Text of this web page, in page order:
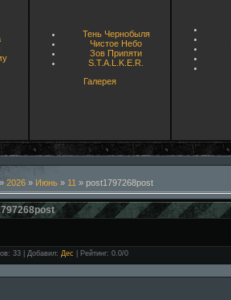
Тень Чернобыля
Чистое Небо
Зов Припяти
S.T.A.L.K.E.R.
Галерея
2026 » Июнь » 11 » post1797268post
: 33 Добавил: Дес Рейтинг: 0.0/0